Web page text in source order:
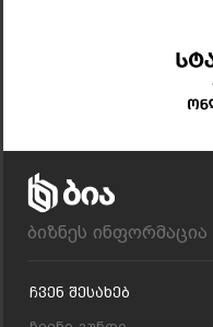
ბიზნეს ინფორმაცია
Ჩვენ Შესახებ